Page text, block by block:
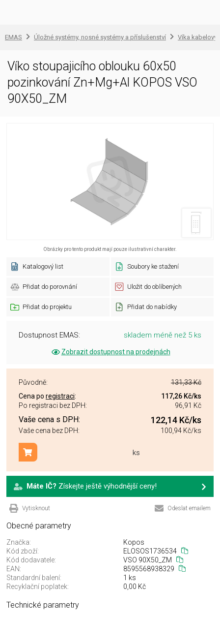
EMAS Úložné systémy, nosné systémy a příslušenství Víka
Víko stoupajicího oblouku 60x50
pozinkování Zn+Mg+Al KOPOS VSO
90X50_ZM
Obrázky pro tento produkt mají pouze ilustrativní charakter.
Katalogový list Soubory ke stažení
Přidat do porovnání Uložit do oblíbených
Přidat do projektu Přidat do nabídky
Dostupnost EMAS: skladem méně než 5 ks
Zobrazit dostupnost na prodejnách
Původně:
131,33 Kč
Cena po registraci: 117,26 Kč/ks
Po registraci bez DPH:
96,91 Kč
Vaše cena s DPH: 122,14 Kč/ks
Vaše cena bez DPH: 100,94 Kč/ks
ks
Přidat do košíku
Máte IČ? Získejte ještě výhodnější ceny!
Vytisknout Odeslat emailem
Obecné parametry
Značka:
Kopos
Kód zboží:
ELOSOS1736534
Kód dodavatele:
VSO 90X50_ZM
EAN:
8595568938329
Standardní balení:
1 ks
Recyklační poplatek:
0,00 Kč
Technické parametry